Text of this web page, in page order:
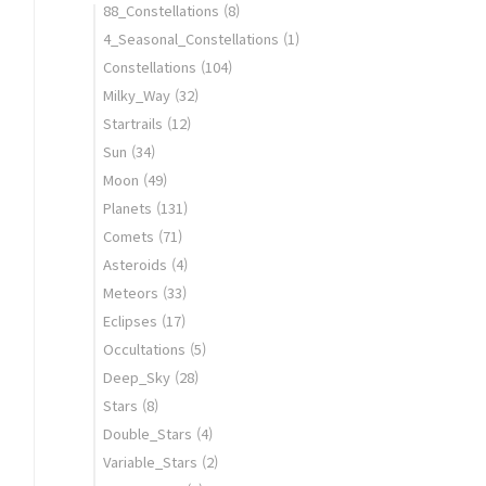
88_Constellations (8)
4_Seasonal_Constellations (1)
Constellations (104)
Milky_Way (32)
Startrails (12)
Sun (34)
Moon (49)
Planets (131)
Comets (71)
Asteroids (4)
Meteors (33)
Eclipses (17)
Occultations (5)
Deep_Sky (28)
Stars (8)
Double_Stars (4)
Variable_Stars (2)